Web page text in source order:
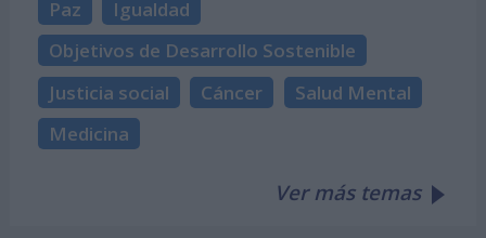
Paz
Igualdad
Objetivos de Desarrollo Sostenible
Justicia social
Cáncer
Salud Mental
Medicina
Ver más temas